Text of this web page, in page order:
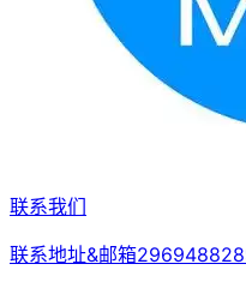
联系我们
联系地址&邮箱